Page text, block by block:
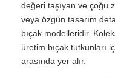
değeri taşıyan ve çoğu
veya özgün tasarım
bıçak modelleridir.
üretim bıçak tutkunları
arasında yer alır.